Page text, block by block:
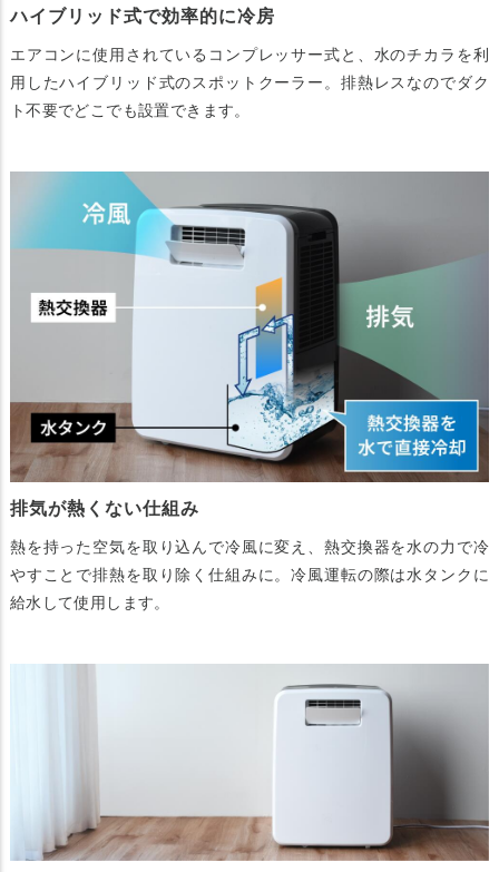
ハイブリッド式で効率的に冷房
エアコンに使用されているコンプレッサー式と、水のチカラを利
用したハイブリッド式のスポットクーラー。排熱レスなのでダク
ト不要でどこでも設置できます。
排気が熱くない仕組み
熱を持った空気を取り込んで冷風に変え、熱交換器を水の力で冷
やすことで排熱を取り除く仕組みに。冷風運転の際は水タンクに
給水して使用します。